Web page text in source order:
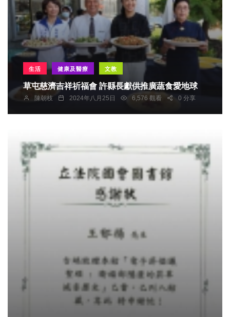
生活 健康及醫療 文教
草屯慈濟吉祥祈福會 許縣長獻供推廣蔬食愛地球
陳朝枝 2024年八月25日 6,576 觀看 0 分享